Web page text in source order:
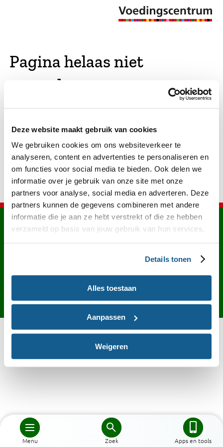
Deze website maakt gebruik van cookies
We gebruiken cookies om ons websiteverkeer te
analyseren, content en advertenties te personaliseren en
om functies voor social media te bieden. Ook delen we
informatie over je gebruik van onze site met onze
partners voor analyse, social media en adverteren. Deze
partners kunnen de gegevens combineren met andere
informatie die je aan ze hebt verstrekt of die ze hebben
verzameld op basis van jouw gebruik van hun services.
Details tonen
Alles toestaan
Aanpassen
Weigeren
Menu Zoek Apps en tools
Pagina helaas niet
gevonden
hebben gekeken of er vergelijkbare pagina's
bestaan. Als dat zo is, dan zie je die hier.
Contact English Privacy
Cookies
Toegankelijkheid
Desktop site